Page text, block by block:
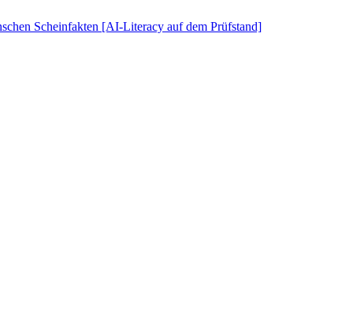
Scheinfakten [AI-Literacy auf dem Prüfstand]